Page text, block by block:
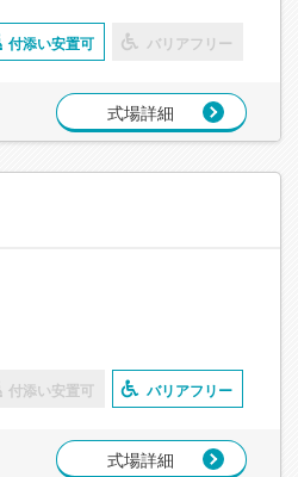
付添い安置可 バリアフリー
式場詳細
付添い安置可 バリアフリー
式場詳細